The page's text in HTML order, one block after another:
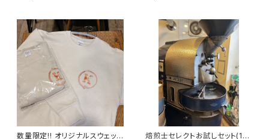
数量限定!! オリジナルスウェット
焙煎士セレクトお試しセット(10